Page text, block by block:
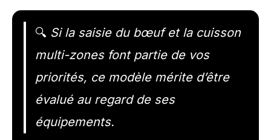
🔍 Si la saisie du bœuf et la cuisson
multi-zones font partie de vos
priorités, ce modèle mérite d’être
évalué au regard de ses
équipements.